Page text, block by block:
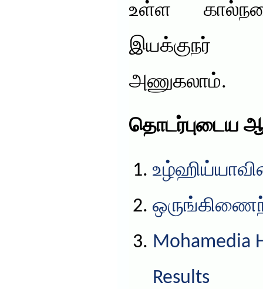
உள்ள
இயக்குநர்
அணுகலாம்.
தொடர்புடைய
Mohamedia
Results